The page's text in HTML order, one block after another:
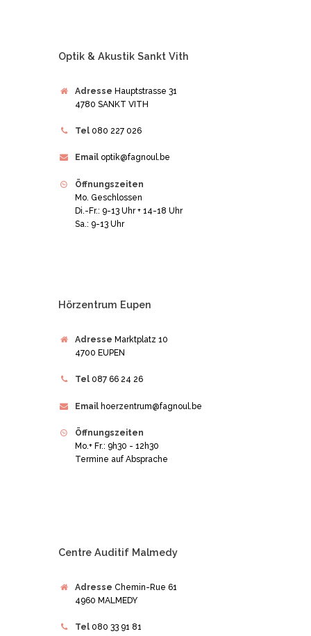
Optik & Akustik Sankt Vith
Adresse Hauptstrasse 31
4780 SANKT VITH
Tel 080 227 026
Email optik@fagnoul.be
Öffnungszeiten
Mo. Geschlossen
Di.-Fr.: 9-13 Uhr + 14-18 Uhr
Sa.: 9-13 Uhr
Hörzentrum Eupen
Adresse Marktplatz 10
4700 EUPEN
Tel 087 66 24 26
Email hoerzentrum@fagnoul.be
Öffnungszeiten
Mo.+ Fr.: 9h30 - 12h30
Termine auf Absprache
Centre Auditif Malmedy
Adresse Chemin-Rue 61
4960 MALMEDY
Tel 080 33 91 81